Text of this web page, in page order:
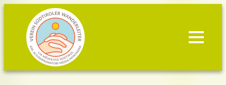
springen